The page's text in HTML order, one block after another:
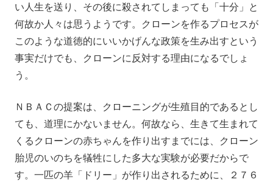
い人生を送り、その後に殺されてしまっても「十分」と
何故か人々は思うようです。クローンを作るプロセスが
このような道徳的にいいかげんな政策を生み出すという
事実だけでも、クローンに反対する理由になるでしょ
う。
ＮＢＡＣの提案は、クローニングが生殖目的であるとし
ても、道理にかないません。何故なら、生きて生まれて
くるクローンの赤ちゃんを作り出すまでには、クローン
胎児のいのちを犠牲にした多大な実験が必要だからで
す。一匹の羊「ドリー」が作り出されるために、２７６